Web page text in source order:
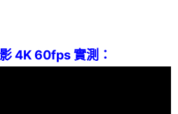
4K 60fps 實測：